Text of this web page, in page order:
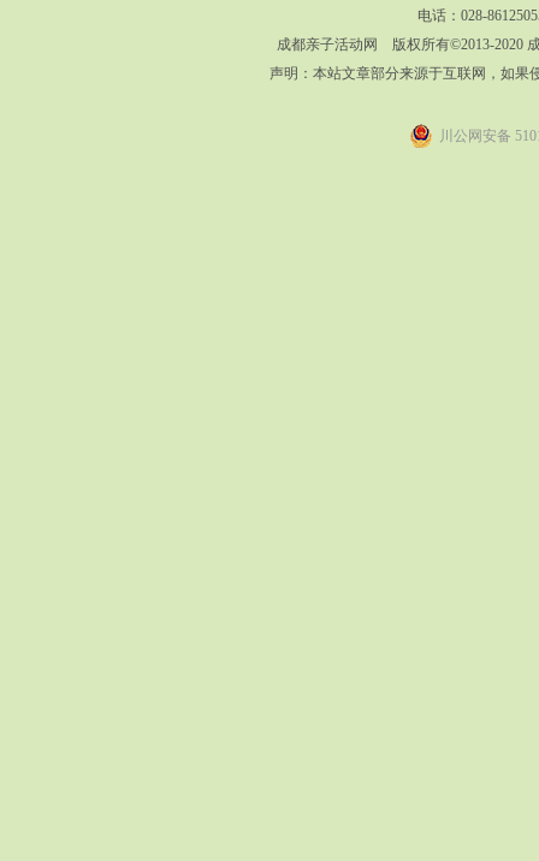
电话：028-
成都亲子活动网 版权所有©2013-2020
声明：本站文章部分来源于互联网，如果
川公网安备